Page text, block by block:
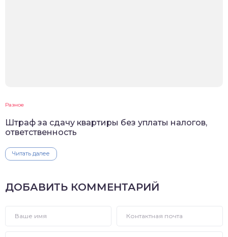
Разное
Штраф за сдачу квартиры без уплаты налогов,
ответственность
Читать далее
ДОБАВИТЬ КОММЕНТАРИЙ